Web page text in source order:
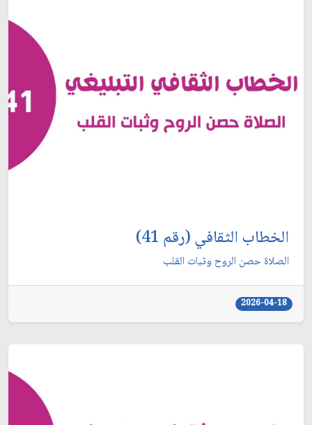
الخطاب الثقافي (رقم 41)
الصلاة حصن الروح وثبات القلب
2026-04-18